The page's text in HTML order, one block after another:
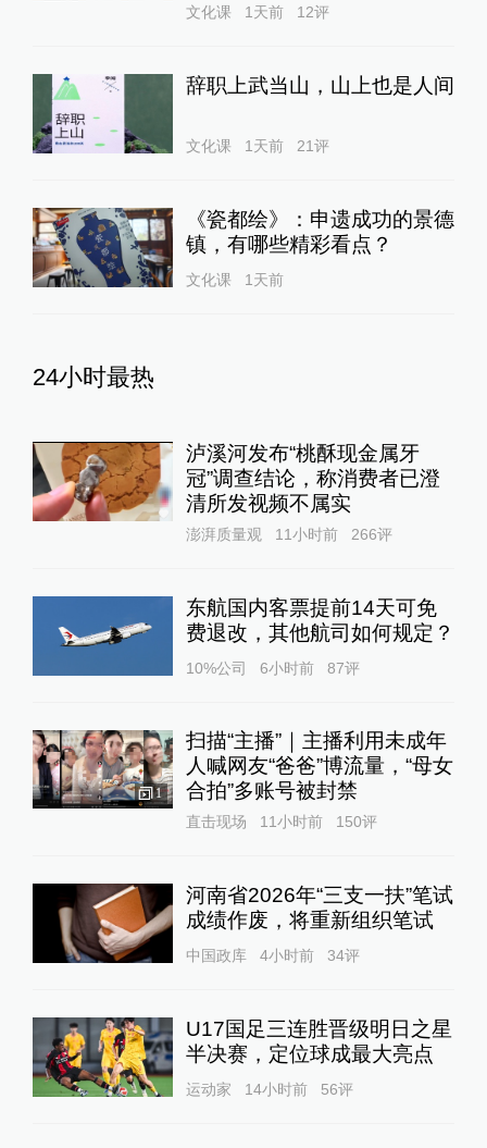
文化课 1天前 12评
辞职上武当山，山上也是人间
文化课 1天前 21评
《瓷都绘》：申遗成功的景德
镇，有哪些精彩看点？
文化课 1天前
24小时最热
泸溪河发布“桃酥现金属牙
冠”调查结论，称消费者已澄
清所发视频不属实
澎湃质量观 11小时前 266评
东航国内客票提前14天可免
费退改，其他航司如何规定？
10%公司 6小时前 87评
1
扫描“主播”｜主播利用未成年
人喊网友“爸爸”博流量，“母女
合拍”多账号被封禁
直击现场 11小时前 150评
河南省2026年“三支一扶”笔试
成绩作废，将重新组织笔试
中国政库 4小时前 34评
U17国足三连胜晋级明日之星
半决赛，定位球成最大亮点
运动家 14小时前 56评